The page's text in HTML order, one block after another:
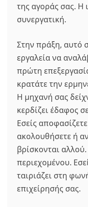
της αγοράς σας. Η
συνεργατική.
Στην πράξη, αυτό
εργαλεία να
πρώτη
κρατάτε την
Η μηχανή σας
κερδίζει έδαφος
Εσείς
ακολουθήσετε ή
βρίσκονται
περιεχομένου.
ταιριάζει στη
επιχείρησής σας.